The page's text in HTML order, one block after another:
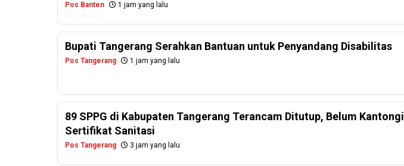
Pos Banten 1 jam yang lalu
Bupati Tangerang Serahkan Bantuan untuk Penyandang Disabilitas
Pos Tangerang 1 jam yang lalu
89 SPPG di Kabupaten Tangerang Terancam Ditutup, Belum Kantongi
Sertifikat Sanitasi
Pos Tangerang 3 jam yang lalu